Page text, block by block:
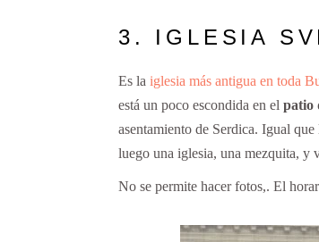
3. IGLESIA
Es la iglesia más antigua en toda
está un poco escondida en el patio
asentamiento de Serdica. Igual
luego una iglesia, una mezquita, y
No se permite hacer fotos,. El